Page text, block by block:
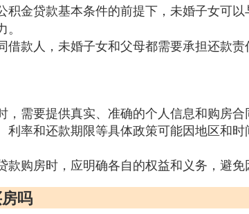
积金贷款基本条件的前提下，未婚子女可
借款人，未婚子女和父母都需要承担还款
，需要提供真实、准确的个人信息和购房合
利率和还款期限等具体政策可能因地区和
款购房时，应明确各自的权益和义务，避免
吗